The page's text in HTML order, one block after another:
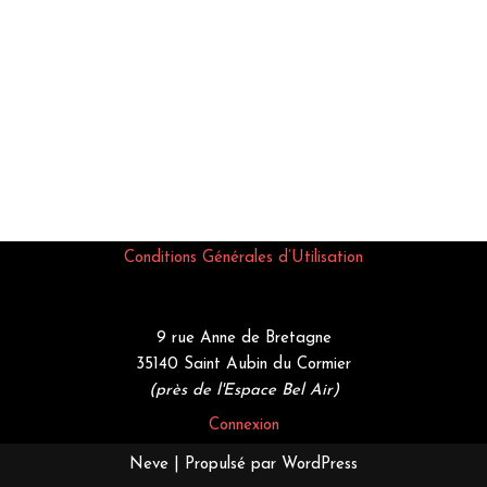
Conditions Générales d’Utilisation
9 rue Anne de Bretagne
35140 Saint Aubin du Cormier
(près de l'Espace Bel Air)
Connexion
Neve | Propulsé par WordPress